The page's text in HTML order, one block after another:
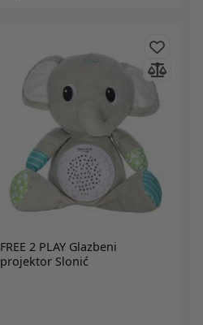
FREE 2 PLAY Glazbeni
projektor Slonić